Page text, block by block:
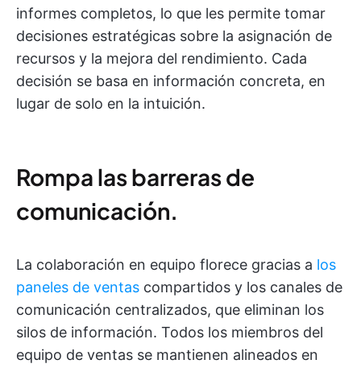
informes completos, lo que les permite tomar
decisiones estratégicas sobre la asignación de
recursos y la mejora del rendimiento. Cada
decisión se basa en información concreta, en
lugar de solo en la intuición.
Rompa las barreras de
comunicación.
La colaboración en equipo florece gracias a los
paneles de ventas compartidos y los canales de
comunicación centralizados, que eliminan los
silos de información. Todos los miembros del
equipo de ventas se mantienen alineados en